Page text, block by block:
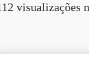
visualizações